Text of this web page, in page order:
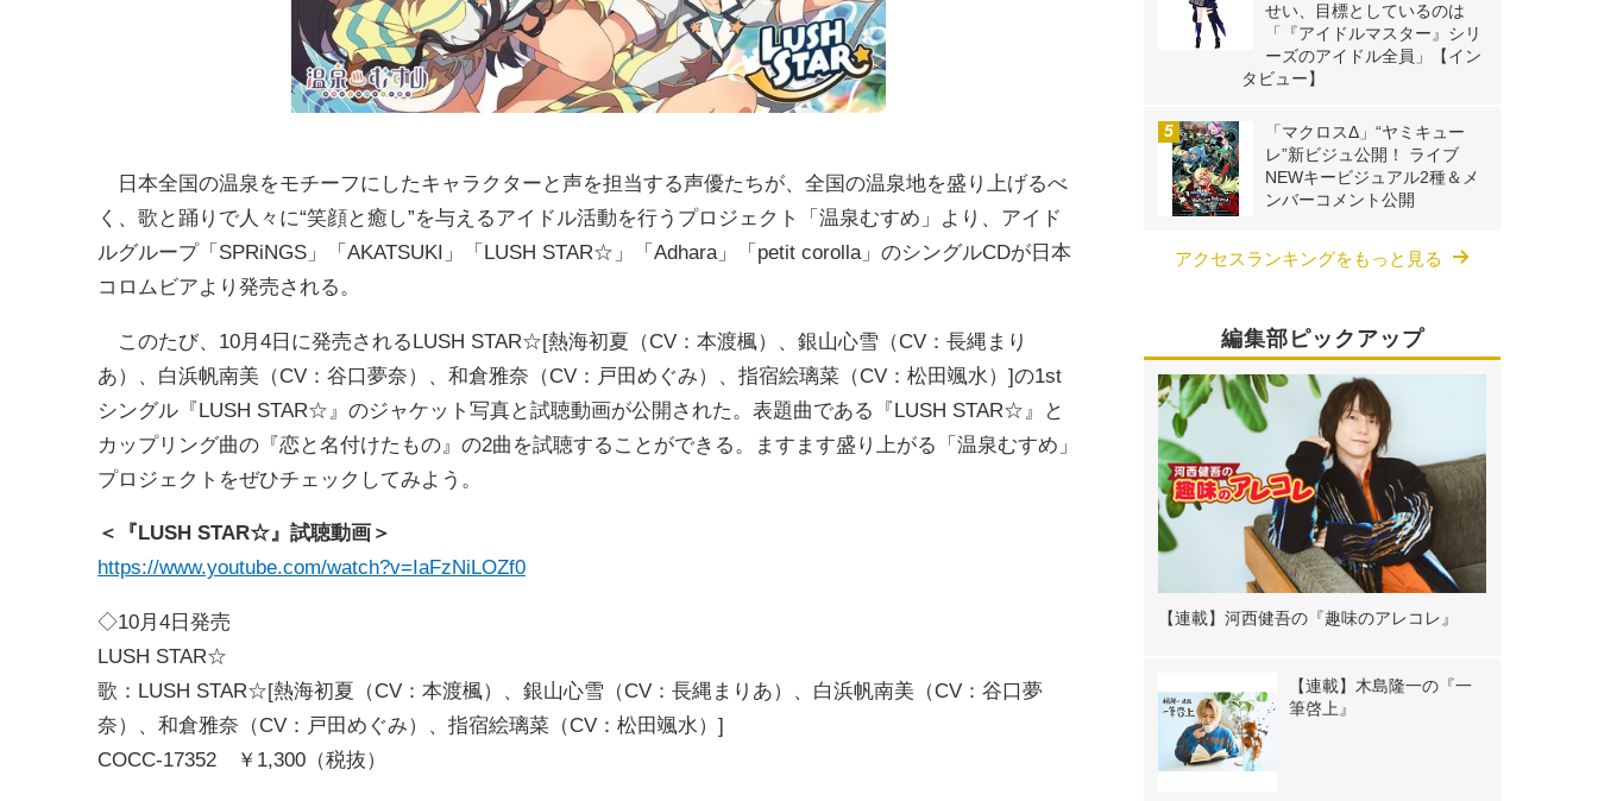
日本全国の温泉をモチーフにしたキャラクターと声を担当する声優たちが、全国の温泉地を盛り上げるべ
く、歌と踊りで人々に“笑顔と癒し”を与えるアイドル活動を行うプロジェクト「温泉むすめ」より、アイド
ルグループ「SPRiNGS」「AKATSUKI」「LUSH STAR☆」「Adhara」「petit corolla」のシングルCDが日本
コロムビアより発売される。
このたび、10月4日に発売されるLUSH STAR☆[熱海初夏（CV：本渡楓）、銀山心雪（CV：長縄まり
あ）、白浜帆南美（CV：谷口夢奈）、和倉雅奈（CV：戸田めぐみ）、指宿絵璃菜（CV：松田颯水）]の1st
シングル『LUSH STAR☆』のジャケット写真と試聴動画が公開された。表題曲である『LUSH STAR☆』と
カップリング曲の『恋と名付けたもの』の2曲を試聴することができる。ますます盛り上がる「温泉むすめ」
プロジェクトをぜひチェックしてみよう。
＜『LUSH STAR☆』試聴動画＞
https://www.youtube.com/watch?v=IaFzNiLOZf0
◇10月4日発売
LUSH STAR☆
歌：LUSH STAR☆[熱海初夏（CV：本渡楓）、銀山心雪（CV：長縄まりあ）、白浜帆南美（CV：谷口夢
奈）、和倉雅奈（CV：戸田めぐみ）、指宿絵璃菜（CV：松田颯水）]
COCC-17352 ￥1,300（税抜）
せい、目標としているのは
「『アイドルマスター』シリ
ーズのアイドル全員」【イン
タビュー】
「マクロスΔ」“ヤミキュー
レ”新ビジュ公開！ ライブ
NEWキービジュアル2種＆メ
ンバーコメント公開
アクセスランキングをもっと見る
編集部ピックアップ
【連載】河西健吾の『趣味のアレコレ』
【連載】木島隆一の『一
筆啓上』